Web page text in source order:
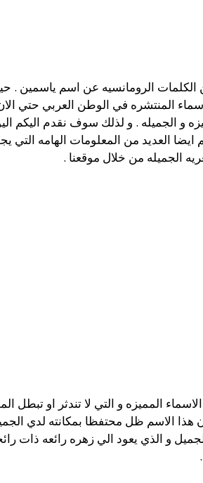
الرومانسيه عن اسم ياسمين .
المنتشره في الوطن العربي حتي الان
و الجميله . و لذلك سوف نقدم اليكم
ايضا العديد من المعلومات الهامه
الجميله من خلال موقعنا .
المميزه و التي لا تندثر او تبطل
هذا الاسم ظل محتفظا بمكانته لدي
و الذي يعود الي زهره رائعه ذات